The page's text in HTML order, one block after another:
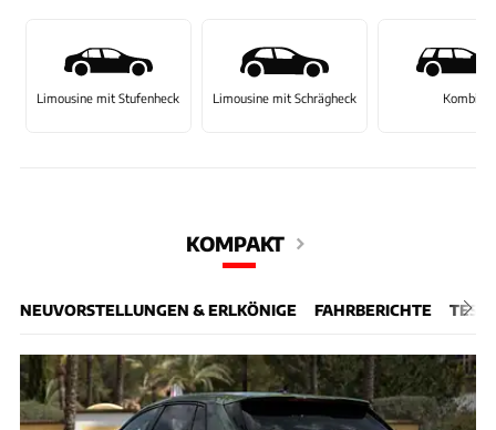
Limousine mit Stufenheck Limousine mit Schrägheck Kombi
KOMPAKT
NEUVORSTELLUNGEN & ERLKÖNIGE FAHRBERICHTE TESTS